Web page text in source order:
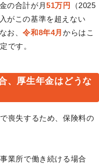
の合計が月51万円
（2025
がこの基準を超えない
お、令和8年4月からはこ
です。
、厚生年金はどうな
喪失するため、保険料の
業所で働き続ける場合